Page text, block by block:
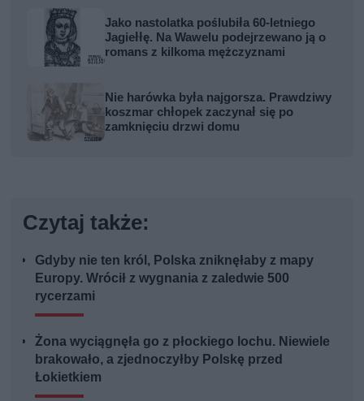
Jako nastolatka poślubiła 60-letniego
Jagiełłę. Na Wawelu podejrzewano ją o
romans z kilkoma mężczyznami
Nie harówka była najgorsza. Prawdziwy
koszmar chłopek zaczynał się po
zamknięciu drzwi domu
Czytaj także:
Gdyby nie ten król, Polska zniknęłaby z mapy
Europy. Wrócił z wygnania z zaledwie 500
rycerzami
Żona wyciągnęła go z płockiego lochu. Niewiele
brakowało, a zjednoczyłby Polskę przed
Łokietkiem